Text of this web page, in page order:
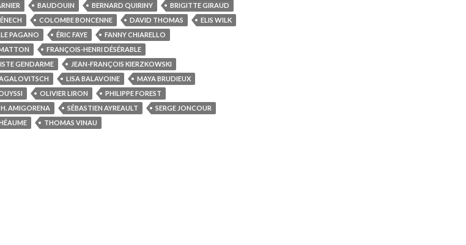
BAUDOUIN BERNARD QUIRINY
BRIGITTE GIRAUD
COLOMBE BONCENNE DAVID THOMAS
ELIS WILK
PAGANO
ÉRIC FAYE
FANNY CHIARELLO
FRANÇOIS-HENRI DÉSÉRABLE
GENDARME
JEAN-FRANÇOIS KIERZKOWSKI
LISA BALAVOINE
MAYA BRUDIEUX
OLIVIER LIRON
PHILIPPE FOREST
AMIGORENA
SÉBASTIEN AYREAULT
SERGE JONCOUR
THOMAS VINAU